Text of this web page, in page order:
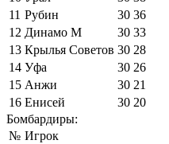
11 Рубин 30 36
12 Динамо М 30 33
13 Крылья Советов 30 28
14 Уфа 30 26
15 Анжи 30 21
16 Енисей 30 20
Бомбардиры:
№ Игрок